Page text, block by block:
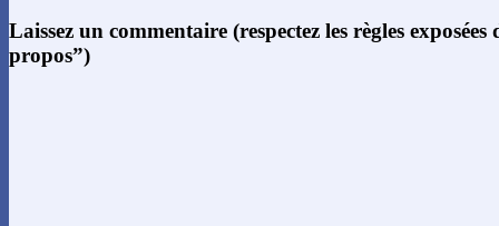
Laissez un commentaire (respectez les règles
propos”)